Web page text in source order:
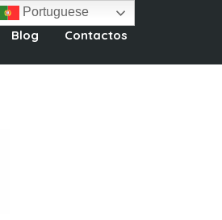
Blog Contactos
Portuguese